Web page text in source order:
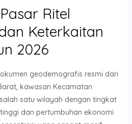
Ritel
Keterkaitan
2026
geodemografis resmi dari
kawasan Kecamatan
satu wilayah dengan tingkat
dan pertumbuhan ekonomi